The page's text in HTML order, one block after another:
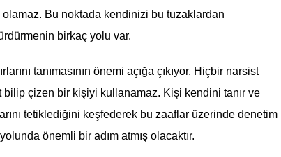
Bu noktada kendinizi bu tuzaklardan
birkaç yolu var.
tanımasının önemi açığa çıkıyor. Hiçbir narsist
bilip çizen bir kişiyi kullanamaz. Kişi kendini tanır ve
tetiklediğini keşfederek bu zaaflar üzerinde denetim
önemli bir adım atmış olacaktır.